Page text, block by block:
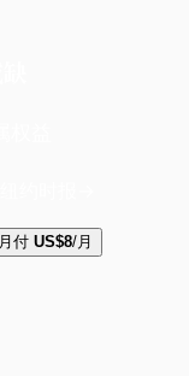
月付 US$8/月